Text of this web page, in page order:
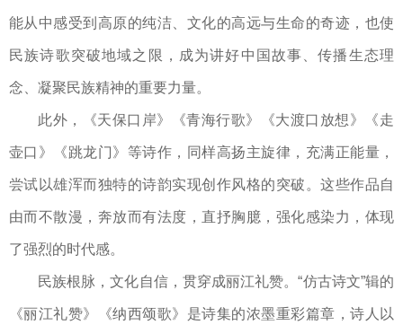
能从中感受到高原的纯洁、文化的高远与生命的奇迹，也使
民族诗歌突破地域之限，成为讲好中国故事、传播生态理
念、凝聚民族精神的重要力量。
此外，《天保口岸》《青海行歌》《大渡口放想》《走
壶口》《跳龙门》等诗作，同样高扬主旋律，充满正能量，
尝试以雄浑而独特的诗韵实现创作风格的突破。这些作品自
由而不散漫，奔放而有法度，直抒胸臆，强化感染力，体现
了强烈的时代感。
民族根脉，文化自信，贯穿成丽江礼赞。“仿古诗文”辑的
《丽江礼赞》《纳西颂歌》是诗集的浓墨重彩篇章，诗人以